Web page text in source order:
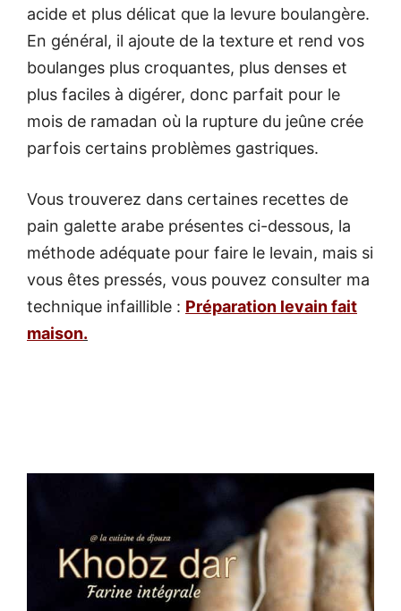
acide et plus délicat que la levure boulangère.
En général, il ajoute de la texture et rend vos
boulanges plus croquantes, plus denses et
plus faciles à digérer, donc parfait pour le
mois de ramadan où la rupture du jeûne crée
parfois certains problèmes gastriques.
Vous trouverez dans certaines recettes de
pain galette arabe présentes ci-dessous, la
méthode adéquate pour faire le levain, mais si
vous êtes pressés, vous pouvez consulter ma
technique infaillible : Préparation levain fait
maison.